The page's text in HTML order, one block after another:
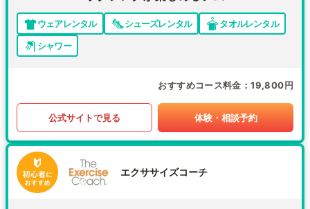
ウェアレンタル シューズレンタル
タオルレンタル
シャワー
おすすめコース料金 19,800円
公式サイトで見る 体験・相談予約
エクササイズコーチ